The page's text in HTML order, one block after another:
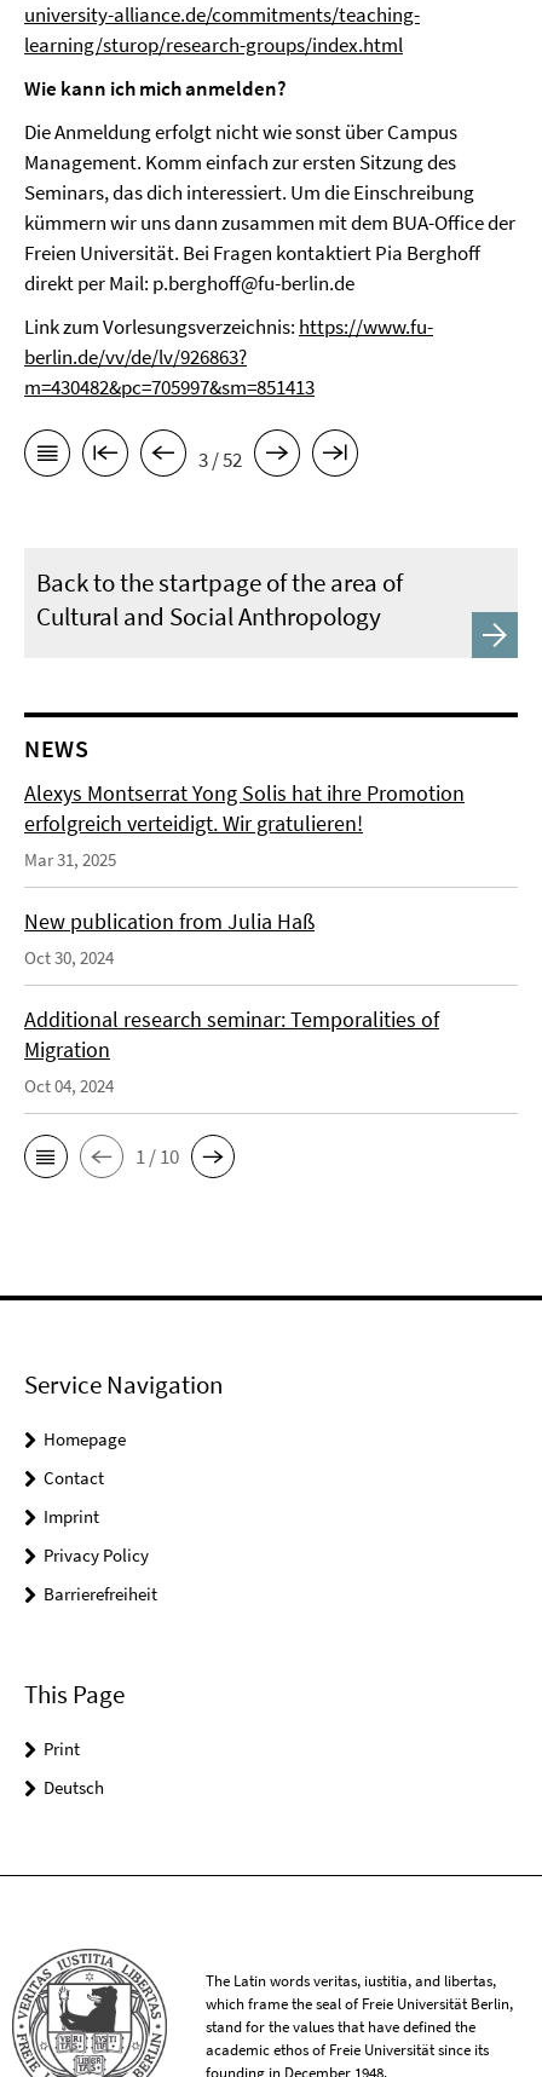
university-alliance.de/commitments/teaching-
learning/sturop/research-groups/index.html
Wie kann ich mich anmelden?
Die Anmeldung erfolgt nicht wie sonst über Campus
Management. Komm einfach zur ersten Sitzung des
Seminars, das dich interessiert. Um die Einschreibung
kümmern wir uns dann zusammen mit dem BUA-Office der
Freien Universität. Bei Fragen kontaktiert Pia Berghoff
direkt per Mail: p.berghoff@fu-berlin.de
Link zum Vorlesungsverzeichnis: https://www.fu-
berlin.de/vv/de/lv/926863?
m=430482&pc=705997&sm=851413
3 / 52
Back to the startpage of the area of
Cultural and Social Anthropology
NEWS
Alexys Montserrat Yong Solis hat ihre Promotion
erfolgreich verteidigt. Wir gratulieren!
Mar 31, 2025
New publication from Julia Haß
Oct 30, 2024
Additional research seminar: Temporalities of
Migration
Oct 04, 2024
1 / 10
Service Navigation
Homepage
Contact
Imprint
Privacy Policy
Barrierefreiheit
This Page
Print
Deutsch
The Latin words veritas, iustitia, and libertas,
which frame the seal of Freie Universität Berlin,
stand for the values that have defined the
academic ethos of Freie Universität since its
founding in December 1948.